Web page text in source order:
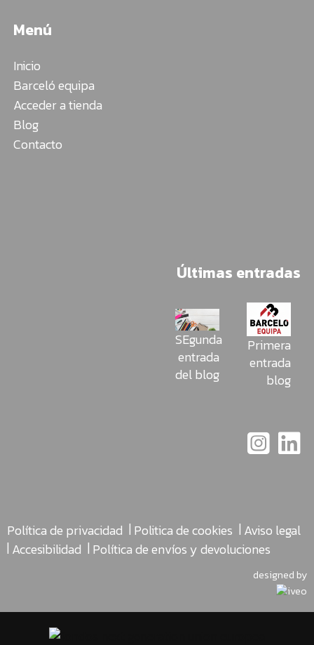
Menú
Inicio
Barceló equipa
Acceder a tienda
Blog
Contacto
Últimas entradas
SEgunda
entrada
del blog
Primera
entrada
blog
Política de privacidad | Politica de cookies | Aviso legal
| Accesibilidad | Política de envíos y devoluciones
designed by